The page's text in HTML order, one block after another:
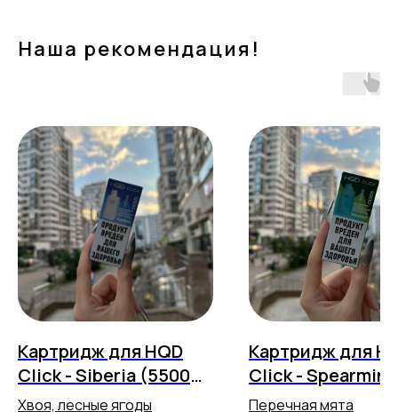
Наша рекомендация!
Картридж для HQD
Click - Siberia (5500
затяжек)
Хвоя, лесные ягоды
Картридж для
Click - Spearmint
(5500 затяжек)
Перечная мята